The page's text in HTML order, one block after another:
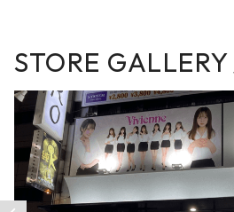
STORE GALLERY